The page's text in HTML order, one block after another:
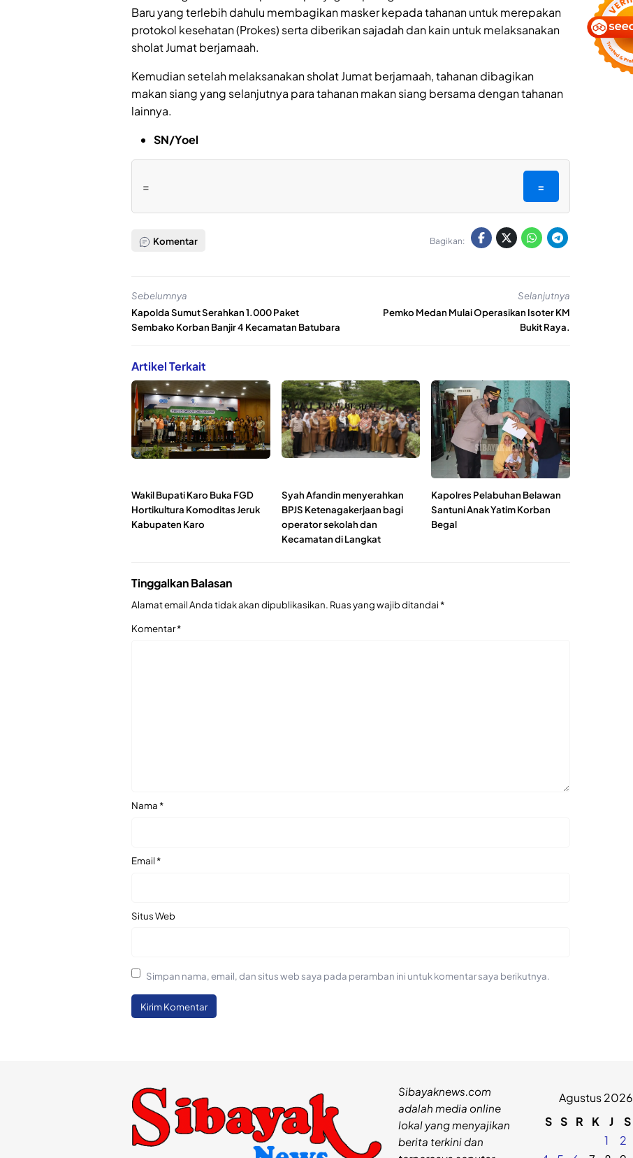
Baru yang terlebih dahulu membagikan masker kepada tahanan untuk merepakan
protokol kesehatan (Prokes) serta diberikan sajadah dan kain untuk melaksanakan
sholat Jumat berjamaah.
Kemudian setelah melaksanakan sholat Jumat berjamaah, tahanan dibagikan
makan siang yang selanjutnya para tahanan makan siang bersama dengan tahanan
lainnya.
SN/Yoel
= =
Komentar Bagikan:
Sebelumnya
Kapolda Sumut Serahkan 1.000 Paket
Sembako Korban Banjir 4 Kecamatan Batubara
Selanjutnya
Pemko Medan Mulai Operasikan Isoter KM
Bukit Raya.
Artikel Terkait
Wakil Bupati Karo Buka FGD
Hortikultura Komoditas Jeruk
Kabupaten Karo
Syah Afandin menyerahkan
BPJS Ketenagakerjaan bagi
operator sekolah dan
Kecamatan di Langkat
Kapolres Pelabuhan Belawan
Santuni Anak Yatim Korban
Begal
Tinggalkan Balasan
Alamat email Anda tidak akan dipublikasikan. Ruas yang wajib ditandai*
Komentar*
Nama*
Email*
Situs Web
Simpan nama, email, dan situs web saya pada peramban ini untuk komentar saya berikutnya.
Sibayaknews.com
adalah media online
lokal yang menyajikan
berita terkini dan
Agustus 2026
S S R K J S
1
2